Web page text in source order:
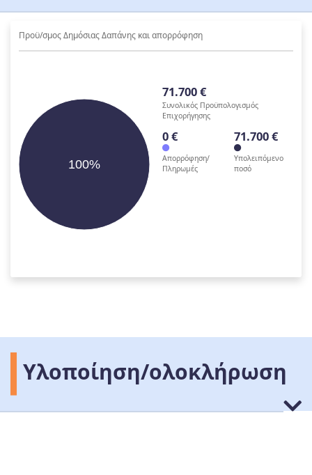
Προϋ/σμος Δημόσιας Δαπάνης και απορρόφηση
100%
71.700 €
Συνολικός Προϋπολογισμός
Επιχορήγησης
0 €
Απορρόφηση/
Πληρωμές
71.700 €
Υπολειπόμενο
ποσό
Υλοποίηση/ολοκλήρωση